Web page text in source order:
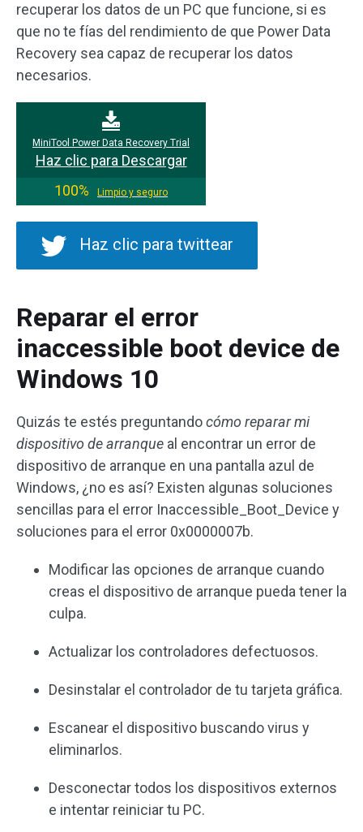
recuperar los datos de un PC que funcione, si es
que no te fías del rendimiento de que Power Data
Recovery sea capaz de recuperar los datos
necesarios.
MiniTool Power Data Recovery Trial
Haz clic para Descargar
100%
Limpio y seguro
Haz clic para twittear
Reparar el error
inaccessible boot device de
Windows 10
Quizás te estés preguntandocómo reparar mi
dispositivo de arranque al encontrar un error de
dispositivo de arranque en una pantalla azul de
Windows, ¿no es así? Existen algunas soluciones
sencillas para el error Inaccessible_Boot_Device y
soluciones para el error 0x0000007b.
Modificar las opciones de arranque cuando
creas el dispositivo de arranque pueda tener la
culpa.
Actualizar los controladores defectuosos.
Desinstalar el controlador de tu tarjeta gráfica.
Escanear el dispositivo buscando virus y
eliminarlos.
Desconectar todos los dispositivos externos
e intentar reiniciar tu PC.